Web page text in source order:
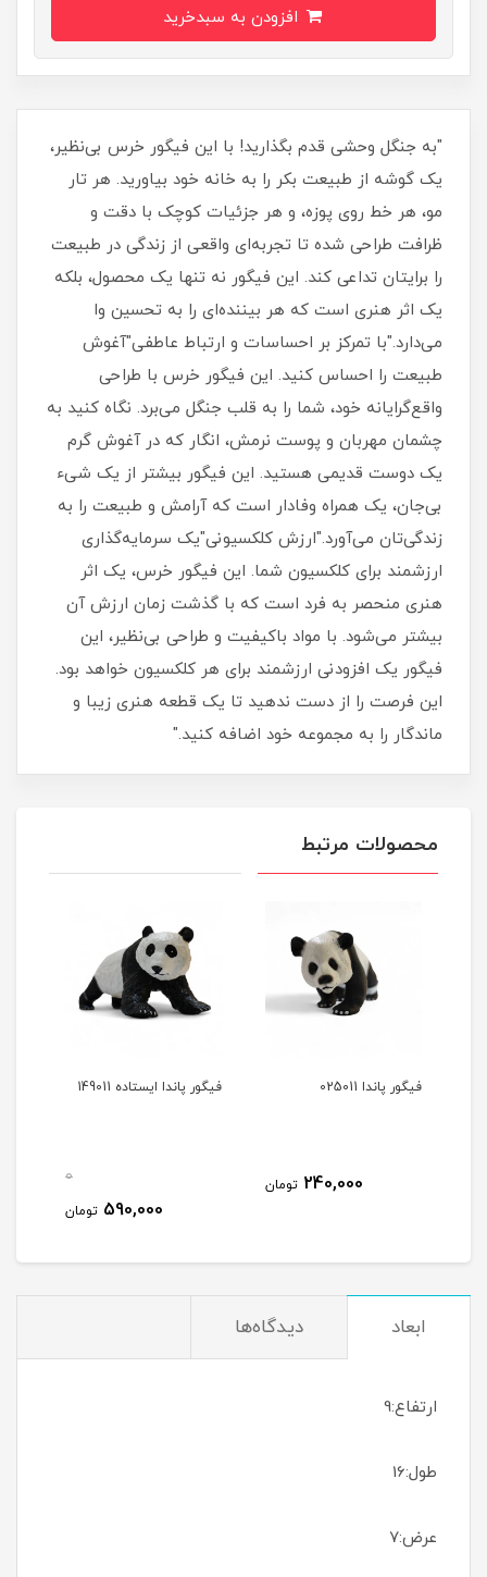
"به جنگل وحشی قدم بگذارید! با این فیگور خرس بی‌نظیر،
یک گوشه از طبیعت بکر را به خانه خود بیاورید. هر تار
مو، هر خط روی پوزه، و هر جزئیات کوچک با دقت و
ظرافت طراحی شده تا تجربه‌ای واقعی از زندگی در طبیعت
را برایتان تداعی کند. این فیگور نه تنها یک محصول، بلکه
یک اثر هنری است که هر بیننده‌ای را به تحسین وا
می‌دارد."با تمرکز بر احساسات و ارتباط عاطفی"آغوش
طبیعت را احساس کنید. این فیگور خرس با طراحی
واقع‌گرایانه خود، شما را به قلب جنگل می‌برد. نگاه کنید به
چشمان مهربان و پوست نرمش، انگار که در آغوش گرم
یک دوست قدیمی هستید. این فیگور بیشتر از یک شیء
بی‌جان، یک همراه وفادار است که آرامش و طبیعت را به
زندگی‌تان می‌آورد."ارزش کلکسیونی"یک سرمایه‌گذاری
ارزشمند برای کلکسیون شما. این فیگور خرس، یک اثر
هنری منحصر به فرد است که با گذشت زمان ارزش آن
بیشتر می‌شود. با مواد باکیفیت و طراحی بی‌نظیر، این
فیگور یک افزودنی ارزشمند برای هر کلکسیون خواهد بود.
این فرصت را از دست ندهید تا یک قطعه هنری زیبا و
ماندگار را به مجموعه خود اضافه کنید."
محصولات مرتبط
فیگور پاندا 025011
240,000 تومان
فیگور پاندا ایستاده 149011
0
590,000 تومان
ابعاد دیدگاه‌ها
ارتفاع:9
طول:16
عرض:7